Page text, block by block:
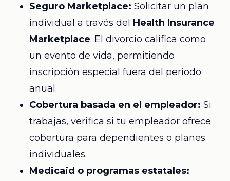
Seguro Marketplace: Solicitar un plan
individual a través del Health Insurance
Marketplace. El divorcio califica como
un evento de vida, permitiendo
inscripción especial fuera del período
anual.
Cobertura basada en el empleador: Si
trabajas, verifica si tu empleador ofrece
cobertura para dependientes o planes
individuales.
Medicaid o programas estatales: